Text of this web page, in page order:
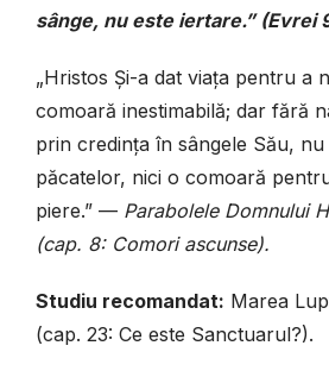
sânge, nu este iertare.” (Evrei
„Hristos Și-a dat viața pentru a
comoară inestimabilă; dar fără
prin credința în sângele Său,
păcatelor, nici o comoară
piere.” — Parabolele Domnului
(cap. 8: Comori ascunse).
Studiu recomandat: Marea
(cap. 23: Ce este Sanctuarul?).